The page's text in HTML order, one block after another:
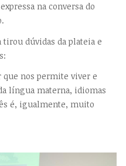
na conversa do
dúvidas da plateia e
nos permite viver e
língua materna, idiomas
é, igualmente, muito